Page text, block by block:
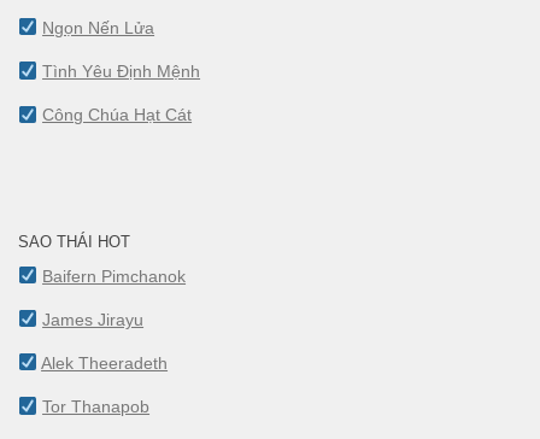
Ngọn Nến Lửa
Tình Yêu Định Mệnh
Công Chúa Hạt Cát
SAO THÁI HOT
Baifern Pimchanok
James Jirayu
Alek Theeradeth
Tor Thanapob